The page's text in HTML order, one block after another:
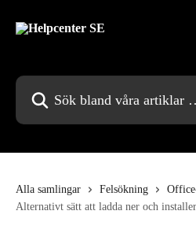
Sök bland våra artiklar …
Alla samlingar Felsökning
Alternativt sätt att ladda ner och